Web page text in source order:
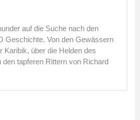
auf die Suche nach den
Geschichte. Von den Gewässern
Karibik, über die Helden des
tapferen Rittern von Richard